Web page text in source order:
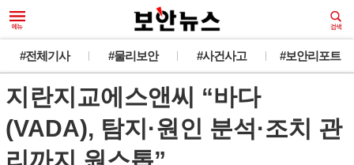
#전체기사 #물리보안 #사건사고 #보안리포트
지란지교에스앤씨 “바다
(VADA), 탐지·원인 분석·조치 관